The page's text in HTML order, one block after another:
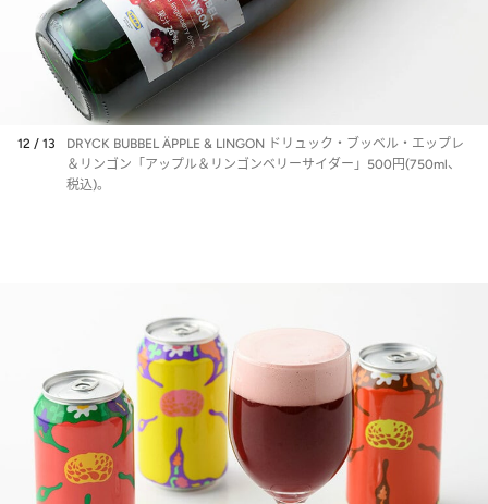
12 / 13
DRYCK BUBBEL ÄPPLE & LINGON ドリュック・ブッベル・エップレ
＆リンゴン「アップル＆リンゴンベリーサイダー」500円(750ml、
税込)。